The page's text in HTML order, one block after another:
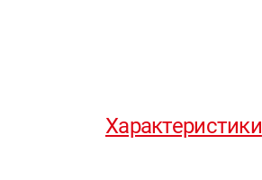
Характеристики